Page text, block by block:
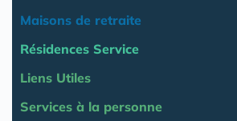
Maisons de retraite
Résidences Service
Liens Utiles
Services à la personne